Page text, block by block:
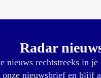
Radar
nieuws rechtstreeks in
onze nieuwsbrief en blijf